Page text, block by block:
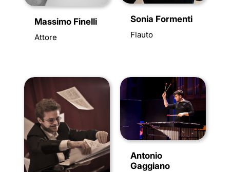
Massimo Finelli
Attore
Sonia Formenti
Flauto
Antonio
Gaggiano